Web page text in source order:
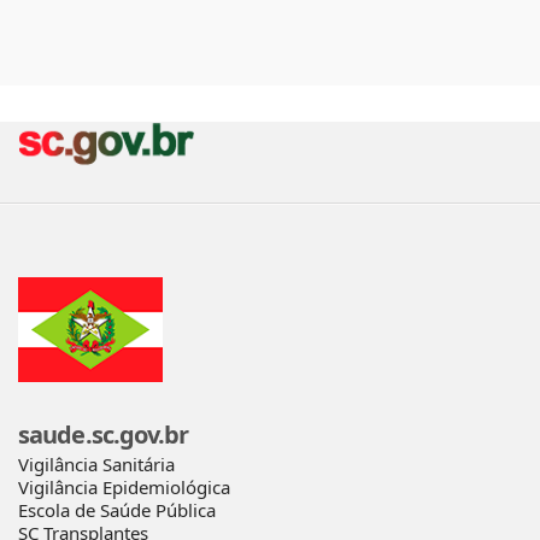
saude.sc.gov.br
Vigilância Sanitária
Vigilância Epidemiológica
Escola de Saúde Pública
SC Transplantes